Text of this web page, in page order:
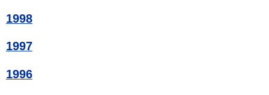
1998
1997
1996